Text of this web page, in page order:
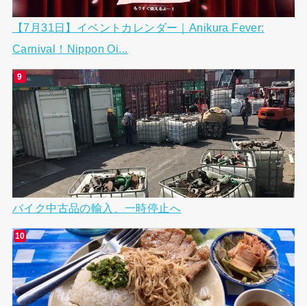
【7月31日】イベントカレンダー｜Anikura Fever:
Carnival！Nippon Oi...
バイク中古品の輸入、一時停止へ